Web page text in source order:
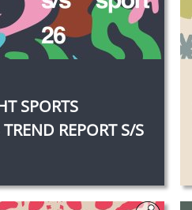
SPORTS
REPORT S/S